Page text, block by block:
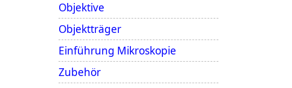
Objektive
Objektträger
Einführung Mikroskopie
Zubehör